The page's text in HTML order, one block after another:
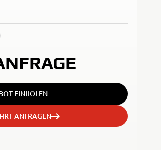
EINHOLEN
ANFRAGEN